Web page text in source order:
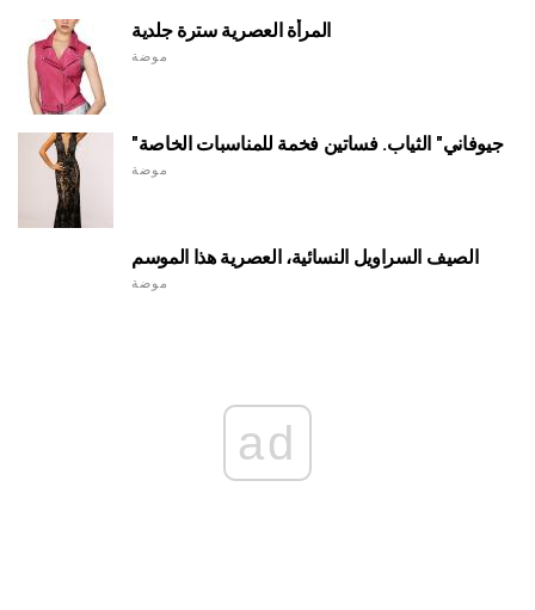
المرأة العصرية سترة جلدية
موضة
"جيوفاني" الثياب. فساتين فخمة للمناسبات الخاصة
موضة
الصيف السراويل النسائية، العصرية هذا الموسم
موضة
ad